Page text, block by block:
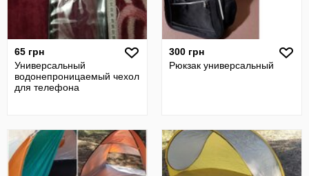
65 грн
Универсальный
водонепроницаемый чехол
для телефона
300 грн
Рюкзак универсальный